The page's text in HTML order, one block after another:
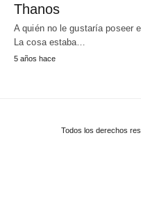
Thanos
A quién no le gustaría poseer
La cosa estaba…
5 años hace
Todos los derechos